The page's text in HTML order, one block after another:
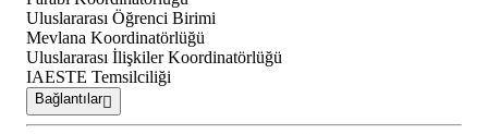
Uluslararası Öğrenci Birimi
Mevlana Koordinatörlüğü
Uluslararası İlişkiler Koordinatörlüğü
IAESTE Temsilciliği
Bağlantılar